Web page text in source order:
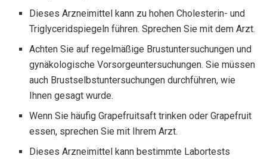
Dieses Arzneimittel kann zu hohen Cholesterin- und
Triglyceridspiegeln führen. Sprechen Sie mit dem Arzt.
Achten Sie auf regelmäßige Brustuntersuchungen und
gynäkologische Vorsorgeuntersuchungen. Sie müssen
auch Brustselbstuntersuchungen durchführen, wie
Ihnen gesagt wurde.
Wenn Sie häufig Grapefruitsaft trinken oder Grapefruit
essen, sprechen Sie mit Ihrem Arzt.
Dieses Arzneimittel kann bestimmte Labortests